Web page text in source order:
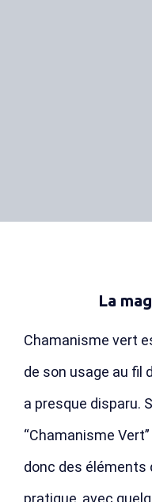
La
Chamanisme vert
de son usage au fil
a presque disparu.
“Chamanisme
donc des éléments
pratique, avec